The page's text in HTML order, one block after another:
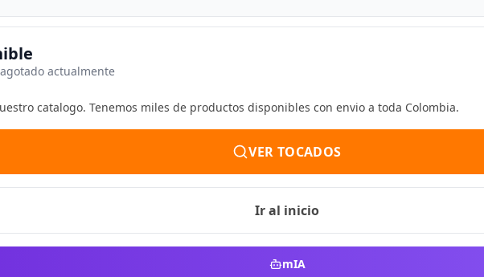
actualmente
catalogo. Tenemos miles de productos disponibles con envio a toda Colombia.
VER TOCADOS
Ir al inicio
mIA